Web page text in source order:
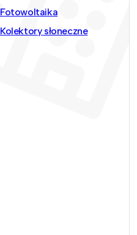
Fotowoltaika
Kolektory słoneczne